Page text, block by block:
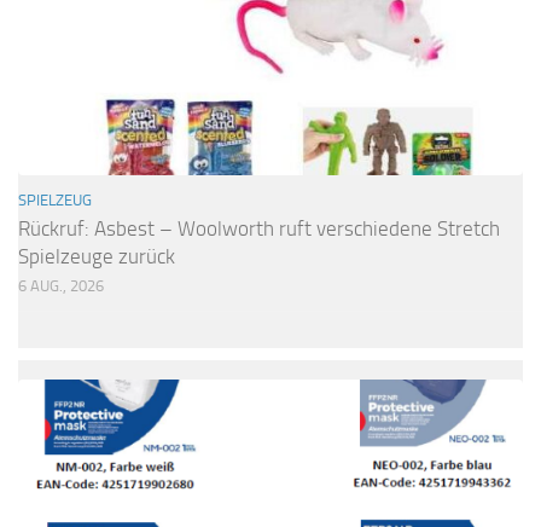
SPIELZEUG
Rückruf: Asbest – Woolworth ruft verschiedene Stretch
Spielzeuge zurück
6 AUG., 2026